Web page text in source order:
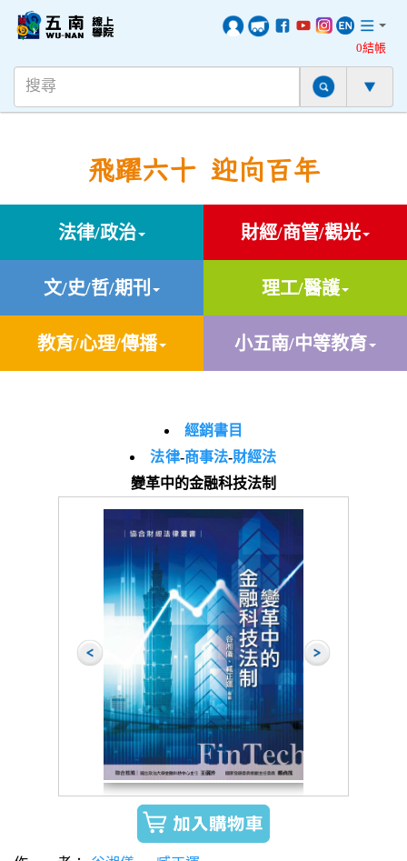
0結帳
飛躍六十 迎向百年
法律/政治 財經/商管/觀光
文/史/哲/期刊 理工/醫護
教育/心理/傳播 小五南/中等教育
經銷書目
法律-商事法-財經法
變革中的金融科技法制